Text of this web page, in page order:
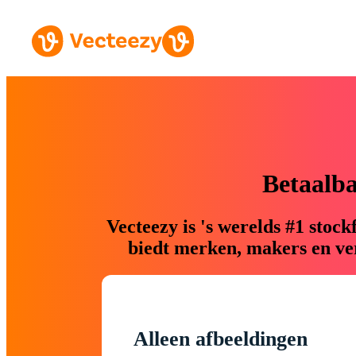
Vecteezy is 's werelds #1
biedt merken, makers en
Alleen afbeeldingen